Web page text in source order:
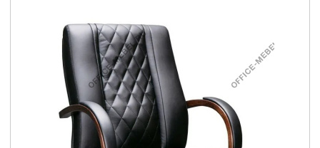
Гос. заказчикам
Заказ каталога